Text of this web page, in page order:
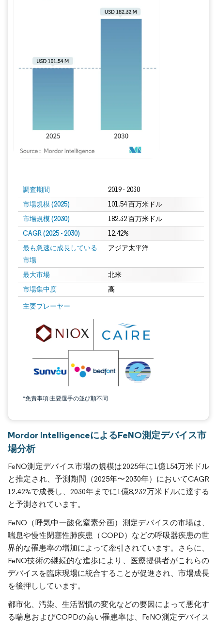
調査期間 2019 - 2030
市場規模 (2025) 101.54 百万米ドル
市場規模 (2030) 182.32 百万米ドル
CAGR (2025 - 2030) 12.42%
最も急速に成長している
市場
アジア太平洋
最大市場 北米
市場集中度 高
主要プレーヤー
*免責事項:主要選手の並び順不同
Mordor IntelligenceによるFeNO測定デバイス市
場分析
FeNO測定デバイス市場の規模は2025年に1億154万米ドル
と推定され、予測期間（2025年〜2030年）においてCAGR
12.42%で成長し、2030年までに1億8,232万米ドルに達する
と予測されています。
FeNO（呼気中一酸化窒素分画）測定デバイスの市場は、
喘息や慢性閉塞性肺疾患（COPD）などの呼吸器疾患の世
界的な罹患率の増加によって牽引されています。さらに、
FeNO技術の継続的な進歩により、医療提供者がこれらの
デバイスを臨床現場に統合することが促進され、市場成長
を後押ししています。
都市化、汚染、生活習慣の変化などの要因によって悪化す
る喘息およびCOPDの高い罹患率は、FeNO測定デバイス